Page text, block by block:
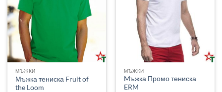
МЪЖКИ
Мъжка тениска Fruit of
the Loom
МЪЖКИ
Mъжка Промо тениска
ERM